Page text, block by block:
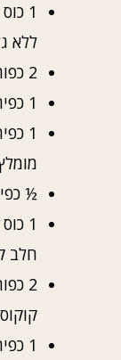
1
ללא
2 כפות סוכר קנים או סוכר חום
1 כפית סודה לשתייה
1
½
1
חלב
2
1 כפית תמצית וניל